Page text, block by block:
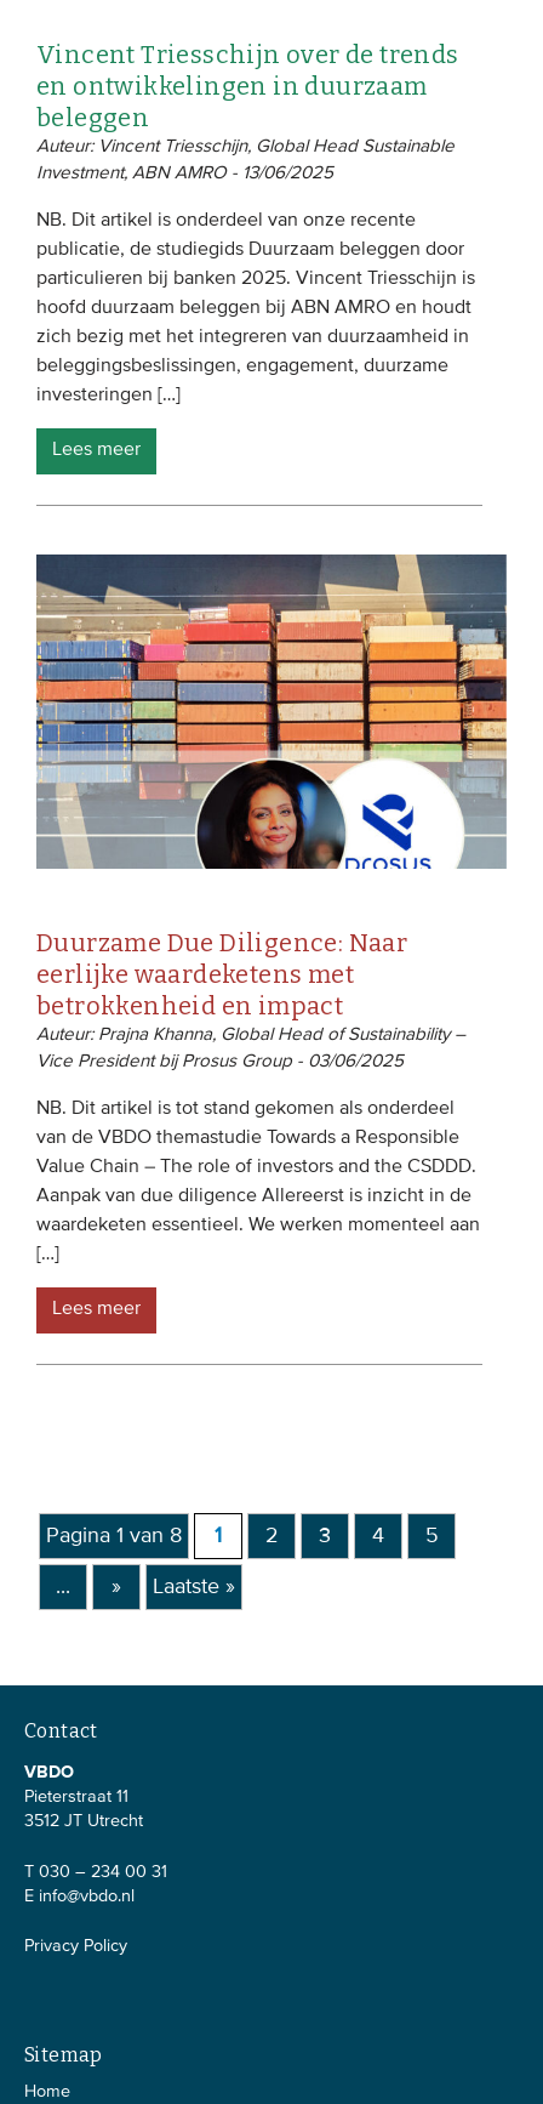
Vincent Triesschijn over de trends
en ontwikkelingen in duurzaam
beleggen
Auteur: Vincent Triesschijn, Global Head Sustainable
Investment, ABN AMRO - 13/06/2025
NB. Dit artikel is onderdeel van onze recente
publicatie, de studiegids Duurzaam beleggen door
particulieren bij banken 2025. Vincent Triesschijn is
hoofd duurzaam beleggen bij ABN AMRO en houdt
zich bezig met het integreren van duurzaamheid in
beleggingsbeslissingen, engagement, duurzame
investeringen […]
Lees meer
Duurzame Due Diligence: Naar
eerlijke waardeketens met
betrokkenheid en impact
Auteur: Prajna Khanna, Global Head of Sustainability –
Vice President bij Prosus Group - 03/06/2025
NB. Dit artikel is tot stand gekomen als onderdeel
van de VBDO themastudie Towards a Responsible
Value Chain – The role of investors and the CSDDD.
Aanpak van due diligence Allereerst is inzicht in de
waardeketen essentieel. We werken momenteel aan
[…]
Lees meer
Pagina 1 van 8 1 2 3 4 5
... » Laatste »
Contact
VBDO
Pieterstraat 11
3512 JT Utrecht
T 030 – 234 00 31
E info@vbdo.nl
Privacy Policy
Sitemap
Home